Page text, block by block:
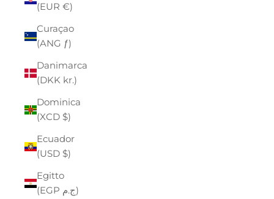
(EUR €)
Curaçao
(ANG ƒ)
Danimarca
(DKK kr.)
Dominica
(XCD $)
Ecuador
(USD $)
Egitto
(EGP ج.م)